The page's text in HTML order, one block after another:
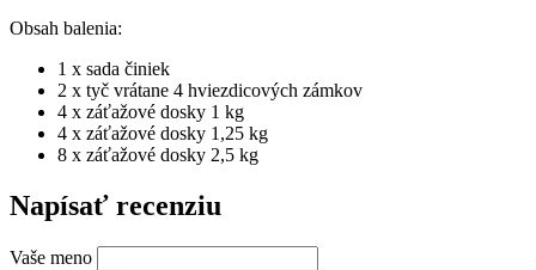
Obsah balenia:
1 x sada činiek
2 x tyč vrátane 4 hviezdicových zámkov
4 x záťažové dosky 1 kg
4 x záťažové dosky 1,25 kg
8 x záťažové dosky 2,5 kg
Napísať recenziu
Vaše meno